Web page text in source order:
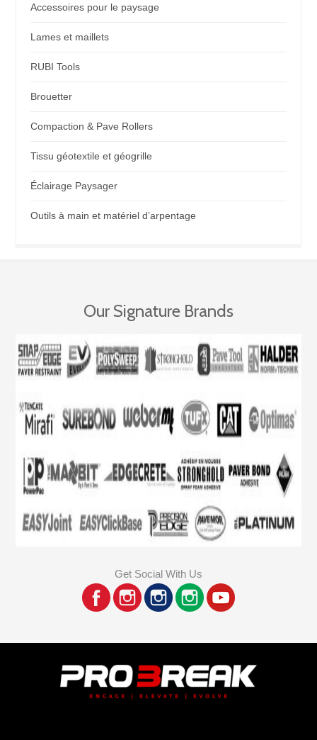
Accessoires pour le paysage
Lames et maillets
RUBI Tools
Brouetter
Compaction & Pave Rollers
Tissu géotextile et géogrille
Éclairage Paysager
Outils à main et matériel d’arpentage
Our Signature Brands
Get Social With Us